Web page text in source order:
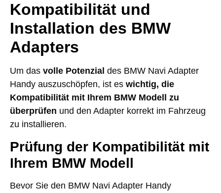
Kompatibilität und
Installation des BMW
Adapters
Um das volle Potenzial des BMW Navi Adapter
Handy auszuschöpfen, ist es wichtig, die
Kompatibilität mit Ihrem BMW Modell zu
überprüfen und den Adapter korrekt im Fahrzeug
zu installieren.
Prüfung der Kompatibilität mit
Ihrem BMW Modell
Bevor Sie den BMW Navi Adapter Handy